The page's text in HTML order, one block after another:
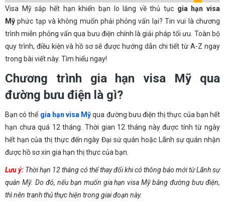
Visa Mỹ sắp hết hạn khiến bạn lo lắng về thủ tục gia hạn visa
Mỹ phức tạp và không muốn phải phỏng vấn lại? Tin vui là chương
trình miễn phỏng vấn qua bưu điện chính là giải pháp tối ưu. Toàn bộ
quy trình, điều kiện và hồ sơ sẽ được hướng dẫn chi tiết từ A-Z ngay
trong bài viết này. Tìm hiểu ngay!
Chương trình gia hạn visa Mỹ qua
đường bưu điện là gì?
Bạn có thể gia hạn visa Mỹqua đường bưu điện thị thực của bạn hết
hạn chưa quá 12 tháng. Thời gian 12 tháng này được tính từ ngày
hết hạn của thị thực đến ngày Đại sứ quán hoặc Lãnh sự quán nhận
được hồ sơ xin gia hạn thị thực của bạn.
Lưu ý: Thời hạn 12 tháng có thể thay đổi khi có thông báo mới từ Lãnh sự
quán Mỹ. Do đó, nếu bạn muốn gia hạn visa Mỹ bằng đường bưu điện,
thì nên tranh thủ thực hiện trong giai đoạn này.